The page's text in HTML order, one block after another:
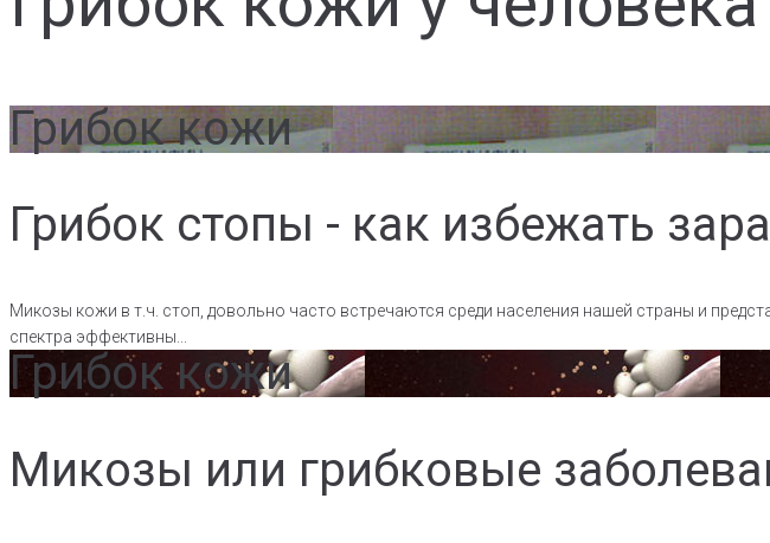
Грибок кожи
Грибок стопы - как избежать
Микозы кожи в т.ч. стоп, довольно часто встречаются среди населения нашей страны и
спектра эффективны...
Грибок кожи
Микозы или грибковые